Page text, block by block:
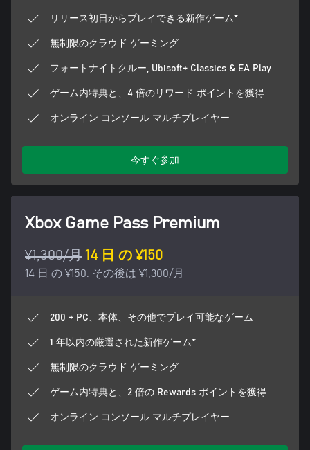
リリース初日からプレイできる新作ゲーム*
無制限のクラウド ゲーミング
フォートナイトクルー, Ubisoft+ Classics & EA Play
ゲーム内特典と、4 倍のリワード ポイントを獲得
オンライン コンソール マルチプレイヤー
今すぐ参加
Xbox Game Pass Premium
¥1,300/月 14 日 の ¥150
14 日 の ¥150. その後は ¥1,300/月
200 + PC、本体、その他でプレイ可能なゲーム
1 年以内の厳選された新作ゲーム*
無制限のクラウド ゲーミング
ゲーム内特典と、2 倍の Rewards ポイントを獲得
オンライン コンソール マルチプレイヤー